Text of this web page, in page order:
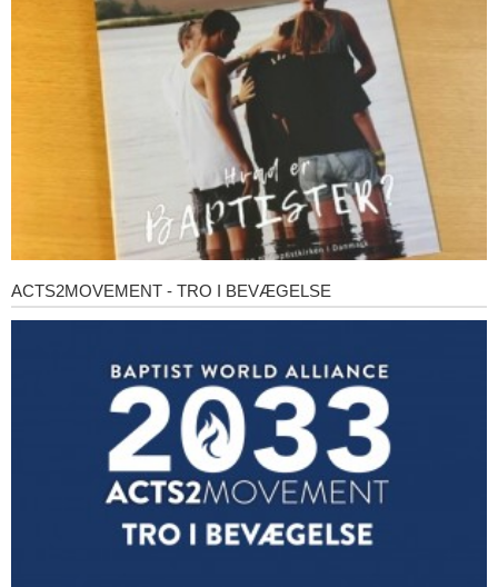
Acts2Movement
-
ACTS2MOVEMENT - TRO I BEVÆGELSE